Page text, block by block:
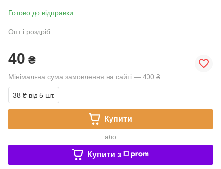
Готово до відправки
Опт і роздріб
40 ₴
Мінімальна сума замовлення на сайті — 400 ₴
38 ₴ від 5 шт.
Купити
або
Купити з